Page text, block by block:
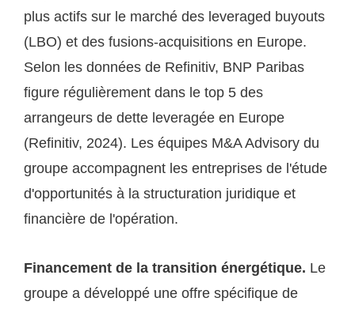
plus actifs sur le marché des leveraged buyouts
(LBO) et des fusions-acquisitions en Europe.
Selon les données de Refinitiv, BNP Paribas
figure régulièrement dans le top 5 des
arrangeurs de dette leveragée en Europe
(Refinitiv, 2024). Les équipes M&A Advisory du
groupe accompagnent les entreprises de l'étude
d'opportunités à la structuration juridique et
financière de l'opération.
Financement de la transition énergétique. Le
groupe a développé une offre spécifique de